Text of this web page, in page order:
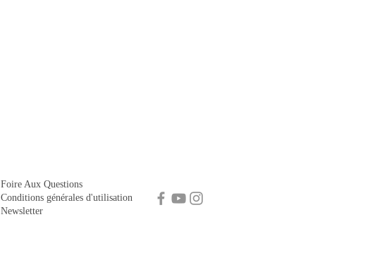
Foire Aux Questions
Conditions générales d'utilisation
Newsletter